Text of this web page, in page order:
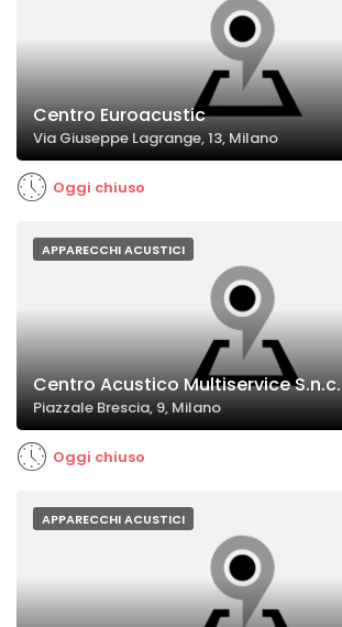
Centro Euroacustic
Via Giuseppe Lagrange, 13, Milano
Oggi chiuso
APPARECCHI ACUSTICI
Centro Acustico Multiservice S.n.c.
Piazzale Brescia, 9, Milano
Oggi chiuso
APPARECCHI ACUSTICI